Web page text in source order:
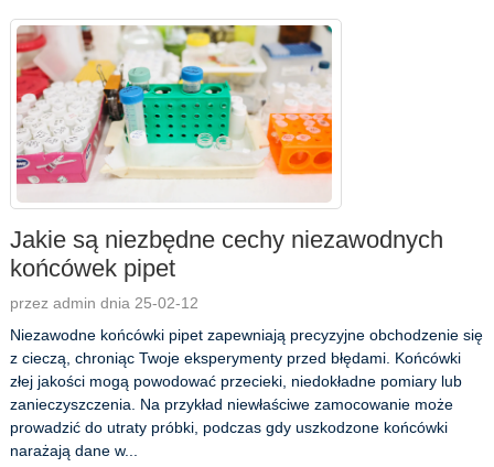
Jakie są niezbędne cechy niezawodnych
końcówek pipet
przez admin dnia 25-02-12
Niezawodne końcówki pipet zapewniają precyzyjne obchodzenie się
z cieczą, chroniąc Twoje eksperymenty przed błędami. Końcówki
złej jakości mogą powodować przecieki, niedokładne pomiary lub
zanieczyszczenia. Na przykład niewłaściwe zamocowanie może
prowadzić do utraty próbki, podczas gdy uszkodzone końcówki
narażają dane w...